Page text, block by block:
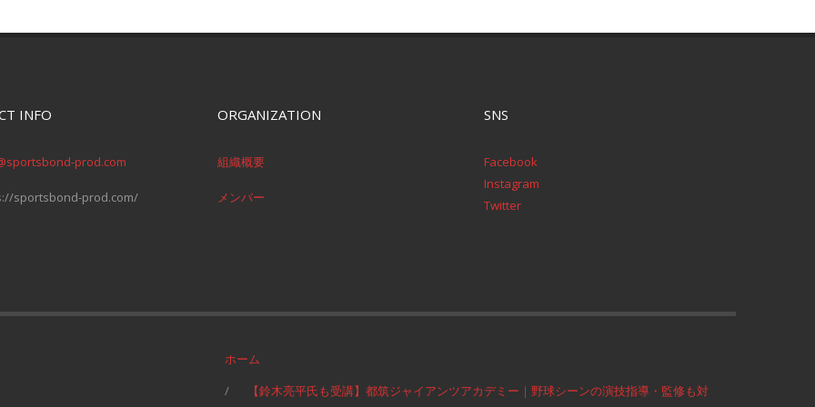
INFO
prod.com
sportsbond-prod.com/
ORGANIZATION
組織概要
メンバー
SNS
Facebook
Instagram
Twitter
ホーム
【鈴木亮平氏も受講】都筑ジャイアンツアカデミー｜野球シーンの演技指導・監修も対